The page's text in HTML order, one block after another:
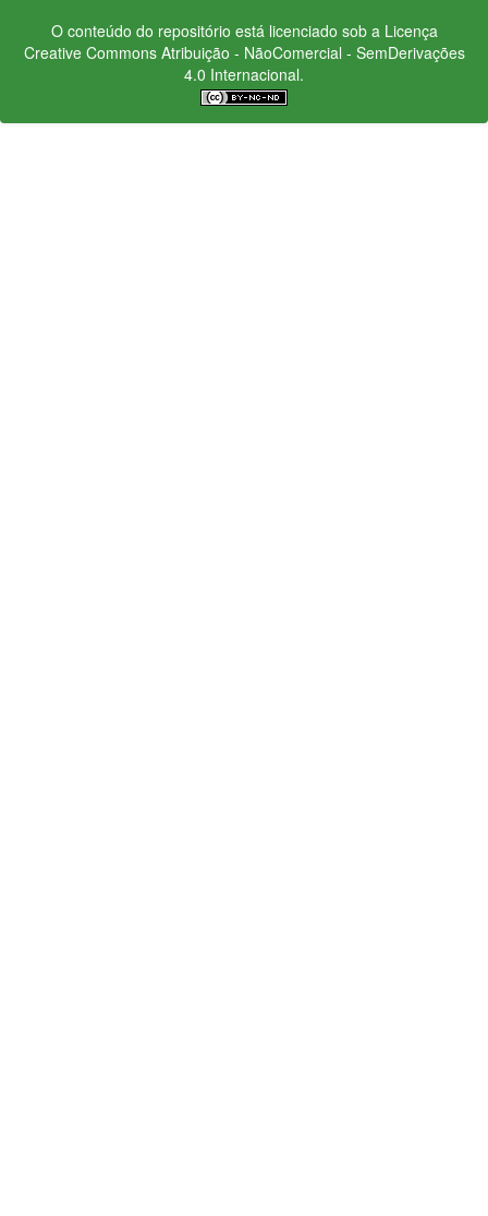
O conteúdo do repositório está licenciado sob a Licença
Creative CommonsAtribuição - NãoComercial - SemDerivações
4.0 Internacional.